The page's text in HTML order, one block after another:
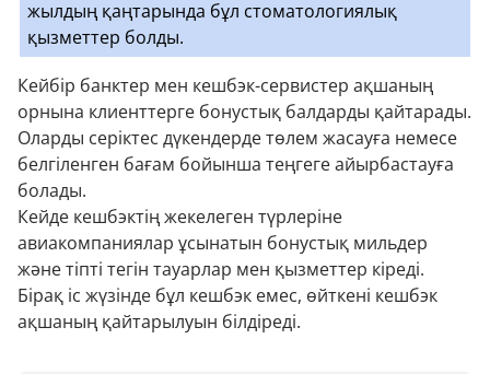
жылдың қаңтарында бұл стоматологиялық
қызметтер болды.
Кейбір банктер мен кешбэк-сервистер ақшаның
орнына клиенттерге бонустық балдарды қайтарады.
Оларды серіктес дүкендерде төлем жасауға немесе
белгіленген бағам бойынша теңгеге айырбастауға
болады.
Кейде кешбэктің жекелеген түрлеріне
авиакомпаниялар ұсынатын бонустық мильдер
және тіпті тегін тауарлар мен қызметтер кіреді.
Бірақ іс жүзінде бұл кешбэк емес, өйткені кешбэк
ақшаның қайтарылуын білдіреді.